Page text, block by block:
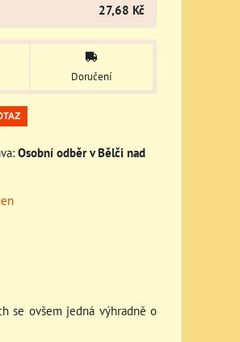
27,68 Kč
Doručení
Osobní odběr v Bělči nad
se ovšem jedná výhradně o